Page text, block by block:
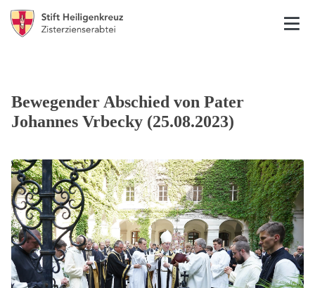
Bewegender Abschied von Pater
Johannes Vrbecky (25.08.2023)